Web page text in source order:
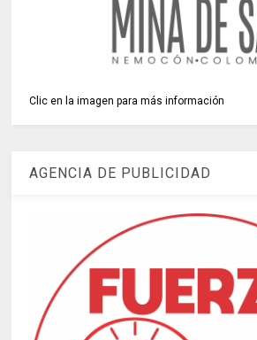
Clic en la imagen para más información
AGENCIA DE PUBLICIDAD